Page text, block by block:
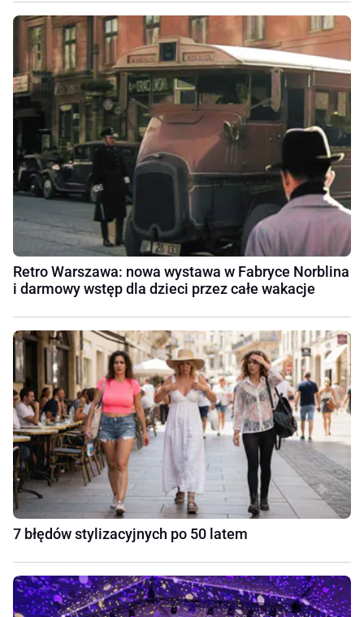
Retro Warszawa: nowa wystawa w Fabryce Norblina
i darmowy wstęp dla dzieci przez całe wakacje
7 błędów stylizacyjnych po 50 latem